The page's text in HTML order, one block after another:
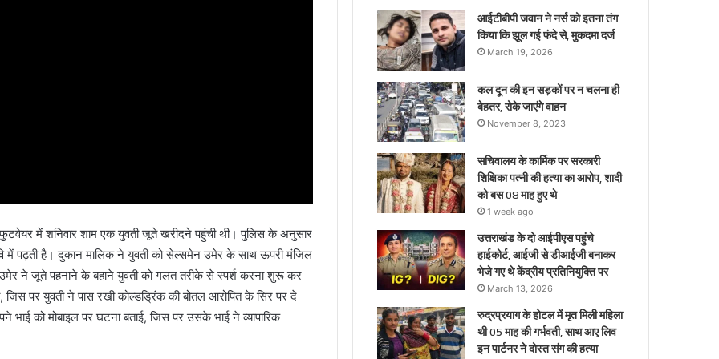
में शनिवार शाम एक युवती जूते खरीदने पहुंची थी। पुलिस के अनुसार
पढ़ती है। दुकान मालिक ने युवती को सेल्समेन उमेर के साथ ऊपरी मंजिल
ने जूते पहनाने के बहाने युवती को गलत तरीके से स्पर्श करना शुरू कर
जिस पर युवती ने पास रखी कोल्डड्रिंक की बोतल आरोपित के सिर पर दे
को मोबाइल पर घटना बताई, जिस पर उसके भाई ने व्यापारिक
आईटीबीपी जवान ने नर्स को इतना तंग
किया कि झूल गई फंदे से, मुकदमा दर्ज
March 19, 2026
कल दून की इन सड़कों पर न चलना ही
बेहतर, रोके जाएंगे वाहन
November 8, 2023
सचिवालय के कार्मिक पर सरकारी
शिक्षिका पत्नी की हत्या का आरोप, शादी
को बस 08 माह हुए थे
1 week ago
उत्तराखंड के दो आईपीएस पहुंचे
हाईकोर्ट, आईजी से डीआईजी बनाकर
भेजे गए थे केंद्रीय प्रतिनियुक्ति पर
March 13, 2026
रुद्रप्रयाग के होटल में मृत मिली महिला
थी 05 माह की गर्भवती, साथ आए लिव
इन पार्टनर ने दोस्त संग की हत्या